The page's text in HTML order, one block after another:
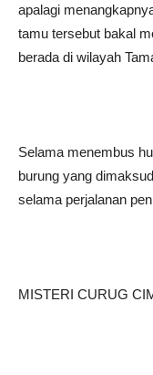
apalagi
tamu tersebut bakal
berada di wilayah
Selama menembus
burung yang
selama perjalanan
MISTERI CURUG